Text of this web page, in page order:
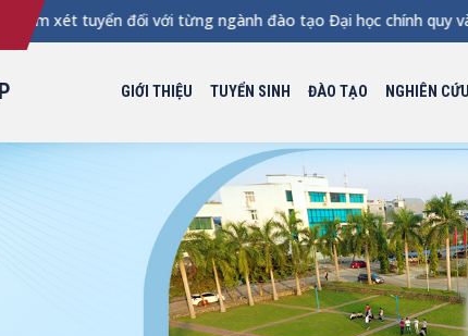
xét tuyển đối với từng ngành đào tạo Đại học chính quy
GIỚI THIỆU TUYỂN SINH ĐÀO TẠO NGHIÊN CỨU